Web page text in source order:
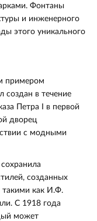
Фонтаны
и инженерного
этого уникального
примером
создан в течение
Петра I в первой
дворец
с модными
созданных
такими как И.Ф.
С 1918 года
может